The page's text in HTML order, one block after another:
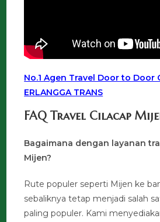
No.1 Agen Travel Door to Door
ERLANGGA TRANS
FAQ Travel Cilacap
Bagaimana dengan layanan
Mijen?
Rute populer seperti Mijen ke
sebaliknya tetap menjadi salah
paling populer. Kami